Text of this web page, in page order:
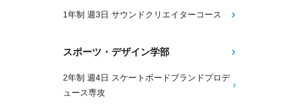
1年制 週3日 サウンドクリエイターコース
スポーツ・デザイン学部
2年制 週4日 スケートボードブランドプロデ
ュース専攻